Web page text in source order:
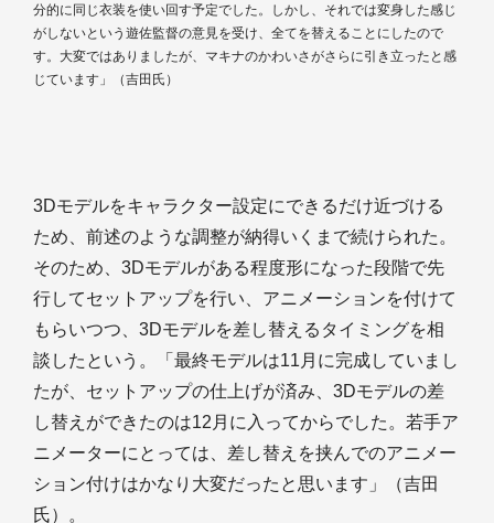
分的に同じ衣装を使い回す予定でした。しかし、それでは変身した感じ
がしないという遊佐監督の意見を受け、全てを替えることにしたので
す。大変ではありましたが、マキナのかわいさがさらに引き立ったと感
じています」（吉田氏）
3Dモデルをキャラクター設定にできるだけ近づける
ため、前述のような調整が納得いくまで続けられた。
そのため、3Dモデルがある程度形になった段階で先
行してセットアップを行い、アニメーションを付けて
もらいつつ、3Dモデルを差し替えるタイミングを相
談したという。「最終モデルは11月に完成していまし
たが、セットアップの仕上げが済み、3Dモデルの差
し替えができたのは12月に入ってからでした。若手ア
ニメーターにとっては、差し替えを挟んでのアニメー
ション付けはかなり大変だったと思います」（吉田
氏）。